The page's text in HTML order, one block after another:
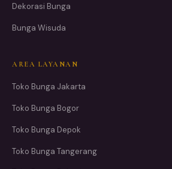
Dekorasi Bunga
Bunga Wisuda
AREA LAYANAN
Toko Bunga Jakarta
Toko Bunga Bogor
Toko Bunga Depok
Toko Bunga Tangerang